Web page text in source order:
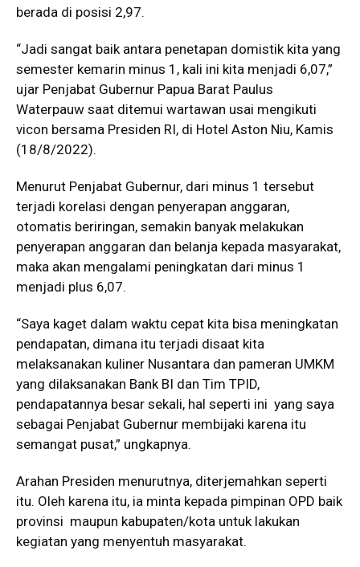
berada di posisi 2,97.
“Jadi sangat baik antara penetapan domistik kita yang
semester kemarin minus 1, kali ini kita menjadi 6,07,”
ujar Penjabat Gubernur Papua Barat Paulus
Waterpauw saat ditemui wartawan usai mengikuti
vicon bersama Presiden RI, di Hotel Aston Niu, Kamis
(18/8/2022).
Menurut Penjabat Gubernur, dari minus 1 tersebut
terjadi korelasi dengan penyerapan anggaran,
otomatis beriringan, semakin banyak melakukan
penyerapan anggaran dan belanja kepada masyarakat,
maka akan mengalami peningkatan dari minus 1
menjadi plus 6,07.
“Saya kaget dalam waktu cepat kita bisa meningkatan
pendapatan, dimana itu terjadi disaat kita
melaksanakan kuliner Nusantara dan pameran UMKM
yang dilaksanakan Bank BI dan Tim TPID,
pendapatannya besar sekali, hal seperti ini yang saya
sebagai Penjabat Gubernur membijaki karena itu
semangat pusat,” ungkapnya.
Arahan Presiden menurutnya, diterjemahkan seperti
itu. Oleh karena itu, ia minta kepada pimpinan OPD baik
provinsi maupun kabupaten/kota untuk lakukan
kegiatan yang menyentuh masyarakat.